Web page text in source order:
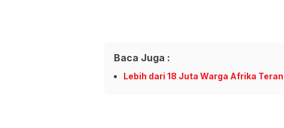
Baca Juga :
Lebih dari 18 Juta Warga Afrika